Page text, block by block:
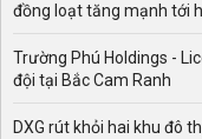
đồng loạt tăng mạnh tới
Trường Phú Holdings -
đội tại Bắc Cam Ranh
DXG rút khỏi hai khu đô